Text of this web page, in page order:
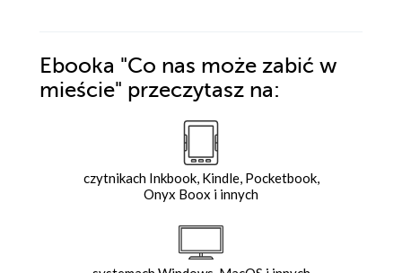
Ebooka "Co nas może zabić w
mieście" przeczytasz na:
czytnikach Inkbook, Kindle, Pocketbook,
Onyx Boox i innych